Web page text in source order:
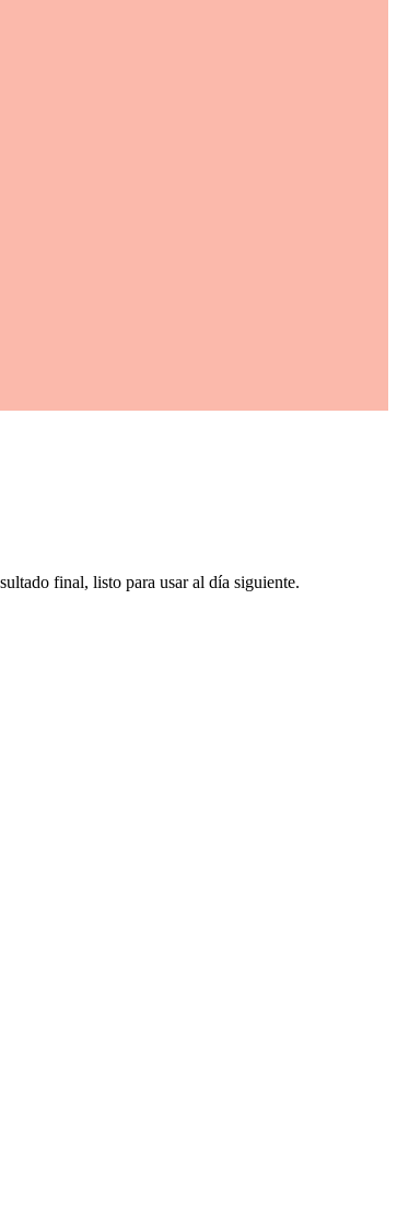
final, listo para usar al día siguiente.